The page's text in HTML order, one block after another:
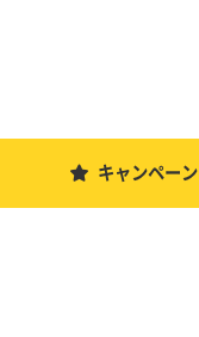
キャンペーン